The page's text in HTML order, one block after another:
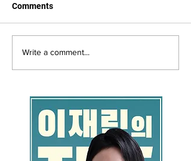
Comments
Write a comment...